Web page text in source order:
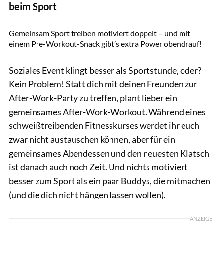
beim Sport
Gemeinsam Sport treiben motiviert doppelt – und mit
einem Pre-Workout-Snack gibt’s extra Power obendrauf!
Soziales Event klingt besser als Sportstunde, oder?
Kein Problem! Statt dich mit deinen Freunden zur
After-Work-Party zu treffen, plant lieber ein
gemeinsames After-Work-Workout. Während eines
schweißtreibenden Fitnesskurses werdet ihr euch
zwar nicht austauschen können, aber für ein
gemeinsames Abendessen und den neuesten Klatsch
ist danach auch noch Zeit. Und nichts motiviert
besser zum Sport als ein paar Buddys, die mitmachen
(und die dich nicht hängen lassen wollen).
ANZEIGE